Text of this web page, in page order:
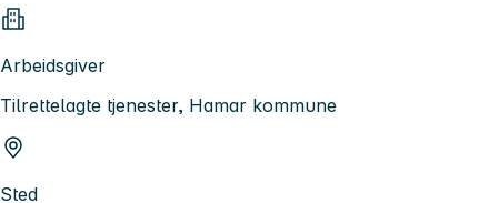
Arbeidsgiver
Tilrettelagte tjenester, Hamar kommune
Sted